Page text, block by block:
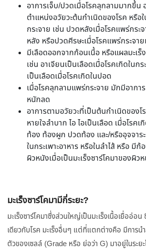
อาการเจ็บ/ปวดเมื่อโรคลุกลามมากขึ้น
ตำแหน่งอวัยวะต้นกำเนิดของโรค หรือ
กระจาย เช่น ปวดหลังเมื่อโรคแพร่กระ
หลัง หรือปวดศีรษะเมื่อโรคแพร่กระจา
มีเลือดออกจากก้อนเนื้อ หรือแผลมะเร็
เช่น อาเจียนเป็นเลือดเมื่อโรคเกิดในกร
เป็นเลือดเมื่อโรคเกิดในปอด
เมื่อโรคลุกลามแพร่กระจาย มักมีอาการ
หนักลด
อาการตามอวัยวะที่เป็นต้นกำเนิดของโ
หายใจลำบาก ไอ ไอเป็นเลือด เมื่อโรค
ท้อง ท้องผูก ปวดท้อง และ/หรืออุจจาระ
ในกระเพาะอาหาร หรือในลำไส้ หรือ มีก้
ผิวหนังเมื่อเป็นมะเร็งซาร์โคมาของผิว
มะเร็งซาร์โคมามีกี่ระยะ?
มะเร็งซาร์โคมาซึ่งส่วนใหญ่เป็นมะเร็งเนื้อเยื่ออ่อน
เดียวกับโรค มะเร็งอื่นๆ แต่ที่แตกต่างคือ มีการ
ตัวของเซลล์ (Grade หรือ ย่อว่า G) มาอยู่ในระย